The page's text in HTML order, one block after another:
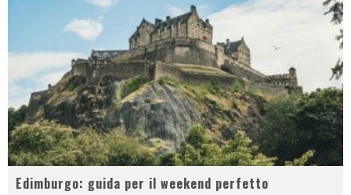
Edimburgo: guida per il weekend perfetto